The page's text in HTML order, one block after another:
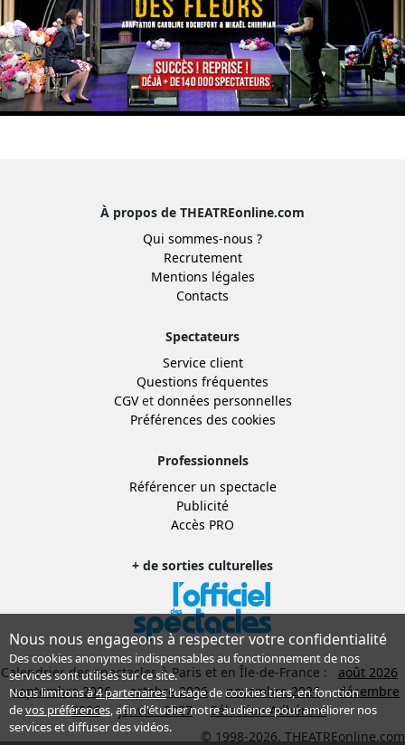
À propos de THEATREonline.com
Qui sommes-nous ?
Recrutement
Mentions légales
Contacts
Spectateurs
Service client
Questions fréquentes
CGVet données personnelles
Préférences des cookies
Professionnels
Référencer un spectacle
Publicité
Accès PRO
+ de sorties culturelles
Calendrier des spectacles à Paris et en Île-de-France :
août 2026
septembre 2026
octobre 2026 novembre 2026
décembre
2026
janvier 2027
Sélection Adhérent
© 1998-2026, THEATREonline.com
Nous nous engageons à respecter votre confidentialité
Des cookies anonymes indispensables au fonctionnement de nos
services sont utilisés sur ce site.
Nous limitons à4 partenairesl’usage de cookies tiers, en fonction
devos préférences, afin d'étudier notre audience pour améliorer nos
services et diffuser des vidéos.